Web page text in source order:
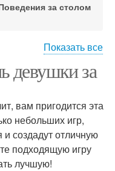
за столом
Занятия за столом
Показать все
девушки за
вам пригодится эта
небольших игр,
и создадут отличную
подходящую игру
лучшую!